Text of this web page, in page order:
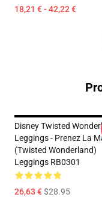
18,21 € - 42,22 €
Disney Twisted
Leggings - Prenez La
(Twisted Wonderland)
Leggings RB0301
26,63 €$28.95